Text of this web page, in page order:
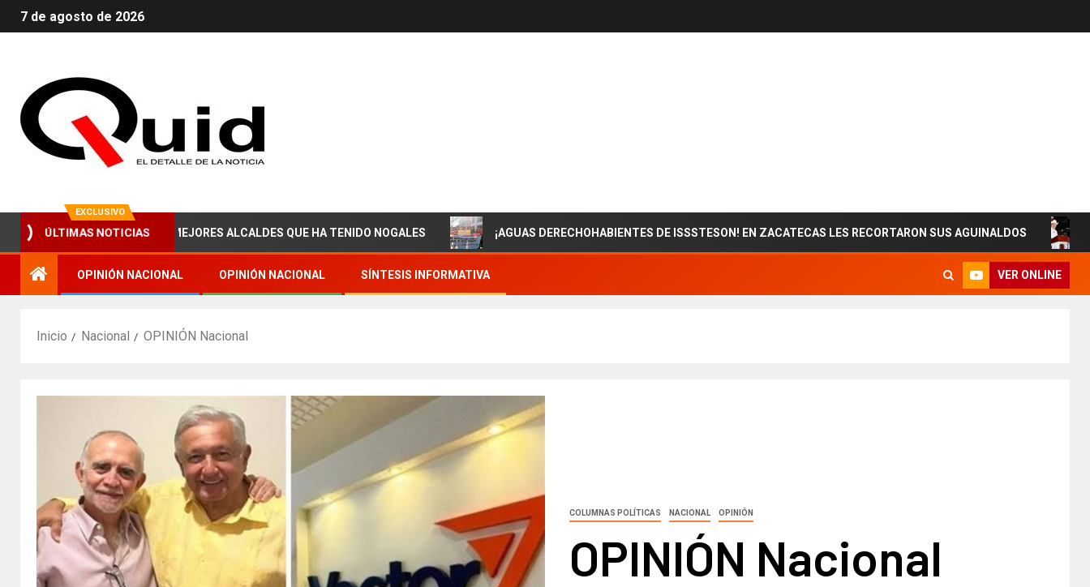
7 de agosto de 2026
EXCLUSIVO
ÚLTIMAS NOTICIAS
ZAIED, UNO DE LOS MEJORES ALCALDES QUE HA TENIDO NOGALES ¡AGUAS DERECHOHABIENTES DE ISSSTESON! EN ZACATECAS LES RECORTARON SUS AGUINALDOS
OPINIÓN NACIONAL OPINIÓN NACIONAL SÍNTESIS INFORMATIVA VER ONLINE
Inicio Nacional OPINIÓN Nacional
COLUMNAS POLÍTICAS NACIONAL OPINIÓN
OPINIÓN Nacional